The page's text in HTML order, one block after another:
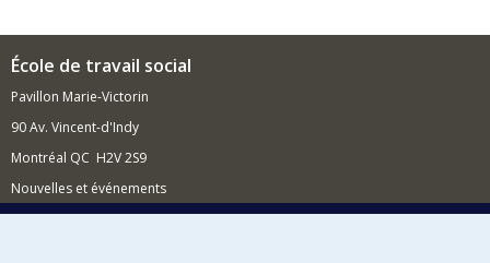
École de travail social
Pavillon Marie-Victorin
90 Av. Vincent-d'Indy
Montréal QC H2V 2S9
Nouvelles et événements